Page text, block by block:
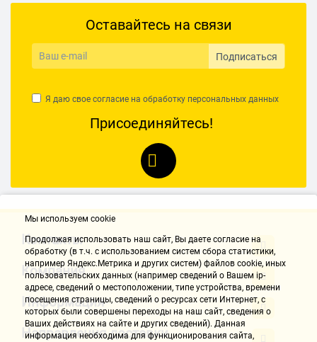
Дополнительная информация
для работы в системах NAS для дома и
небольшого офиса с 1-8 дисковыми отсеками, а
(°C) хранения в нерабочем состоянии от -40 до 70;
26.03.2021, 15:37
Тихий, ошибок ни одной не было, довольно быстрая запись (сата 3
Брал за 2500 в районе июня 2014, очень хороших жестак под
игровой комп для хранения данных в дополнение к
твердотельнику
2019 год, полёт нормальный при постоянном использовании
26.03.2021, 15:37
Оставайтесь на связи
Подписаться
Я даю свое согласие на обработку персональных данных
Присоединяйтесь!
Контакты
Компания
Информация
Направления доставки
Мы используем cookie
Продолжая использовать наш cайт, Вы даете согласие на
обработку (в т.ч. с использованием систем сбора статистики,
например Яндекс.Метрика и других систем) файлов cookie, иных
пользовательских данных (например сведений о Вашем ip-
адресе, сведений о местоположении, типе устройства, времени
посещения страницы, сведений о ресурсах сети Интернет, с
которых были совершены переходы на наш сайт, сведения о
Ваших действиях на сайте и других сведений). Данная
информация необходима для функционирования сайта,